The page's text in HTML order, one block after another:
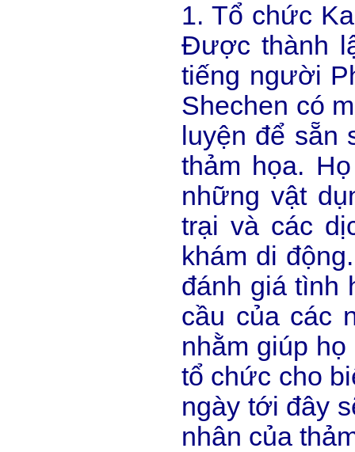
1. Tổ chức
Được thành
tiếng người
Shechen có
luyện để sẵn
thảm họa.
những vật
trại và các
khám di
đánh giá tình
cầu của các
nhằm giúp
tổ chức cho
ngày tới đây
nhân của